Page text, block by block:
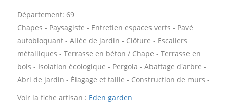
Département: 69
Chapes - Paysagiste - Entretien espaces verts - Pavé
autobloquant - Allée de jardin - Clôture - Escaliers
métalliques - Terrasse en béton / Chape - Terrasse en
bois - Isolation écologique - Pergola - Abattage d'arbre -
Abri de jardin - Élagage et taille - Construction de murs -
Voir la fiche artisan : Eden garden